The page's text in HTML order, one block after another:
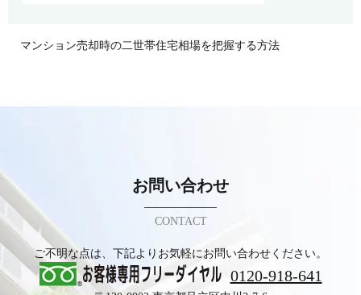
マンション売却時の二世帯住宅相場を把握する方法
お問い合わせ
CONTACT
ご不明な点は、下記よりお気軽にお問い合わせください。
0120-918-641